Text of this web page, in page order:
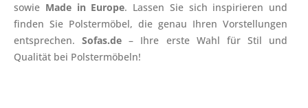
sowie Made in Europe. Lassen Sie sich inspirieren und
finden Sie Polstermöbel, die genau Ihren Vorstellungen
entsprechen.Sofas.de – Ihre erste Wahl für Stil und
Qualität bei Polstermöbeln!